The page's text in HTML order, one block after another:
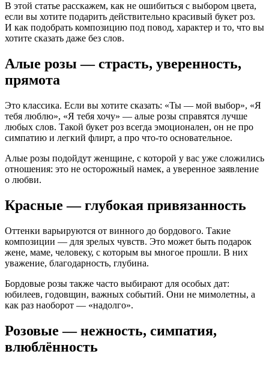
В этой статье расскажем, как не ошибиться с выбором цвета,
если вы хотите подарить действительно красивый букет роз.
И как подобрать композицию под повод, характер и то, что вы
хотите сказать даже без слов.
Алые розы — страсть, уверенность,
прямота
Это классика. Если вы хотите сказать: «Ты — мой выбор», «Я
тебя люблю», «Я тебя хочу» — алые розы справятся лучше
любых слов. Такой букет роз всегда эмоционален, он не про
симпатию и легкий флирт, а про что-то основательное.
Алые розы подойдут женщине, с которой у вас уже сложились
отношения: это не осторожный намек, а уверенное заявление
о любви.
Красные — глубокая привязанность
Оттенки варьируются от винного до бордового. Такие
композиции — для зрелых чувств. Это может быть подарок
жене, маме, человеку, с которым вы многое прошли. В них
уважение, благодарность, глубина.
Бордовые розы также часто выбирают для особых дат:
юбилеев, годовщин, важных событий. Они не мимолетны, а
как раз наоборот — «надолго».
Розовые — нежность, симпатия,
влюблённость